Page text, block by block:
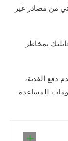
من مصادر غير
بمخاطر
دفع الفدية،
للمساعدة